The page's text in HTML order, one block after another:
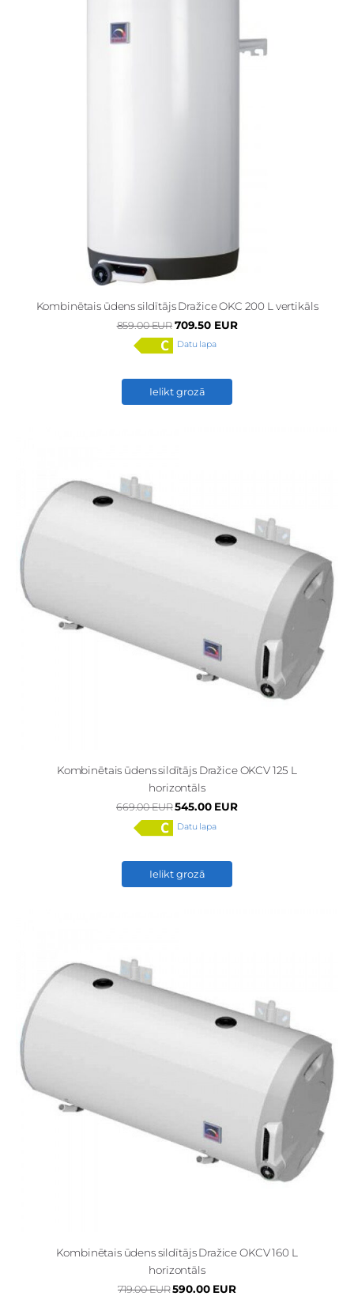
Kombinētais ūdens sildītājs Dražice OKC 200 L vertikāls
859.00 EUR 709.50 EUR
Datu lapa
Ielikt grozā
Kombinētais ūdens sildītājs Dražice OKCV 125 L
horizontāls
669.00 EUR545.00 EUR
Datu lapa
Ielikt grozā
Kombinētais ūdens sildītājs Dražice OKCV 160 L
horizontāls
719.00 EUR590.00 EUR